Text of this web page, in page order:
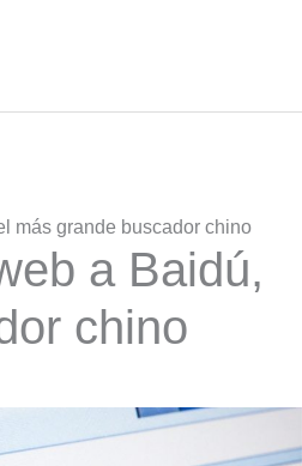
más grande buscador chino
a Baidú,
chino